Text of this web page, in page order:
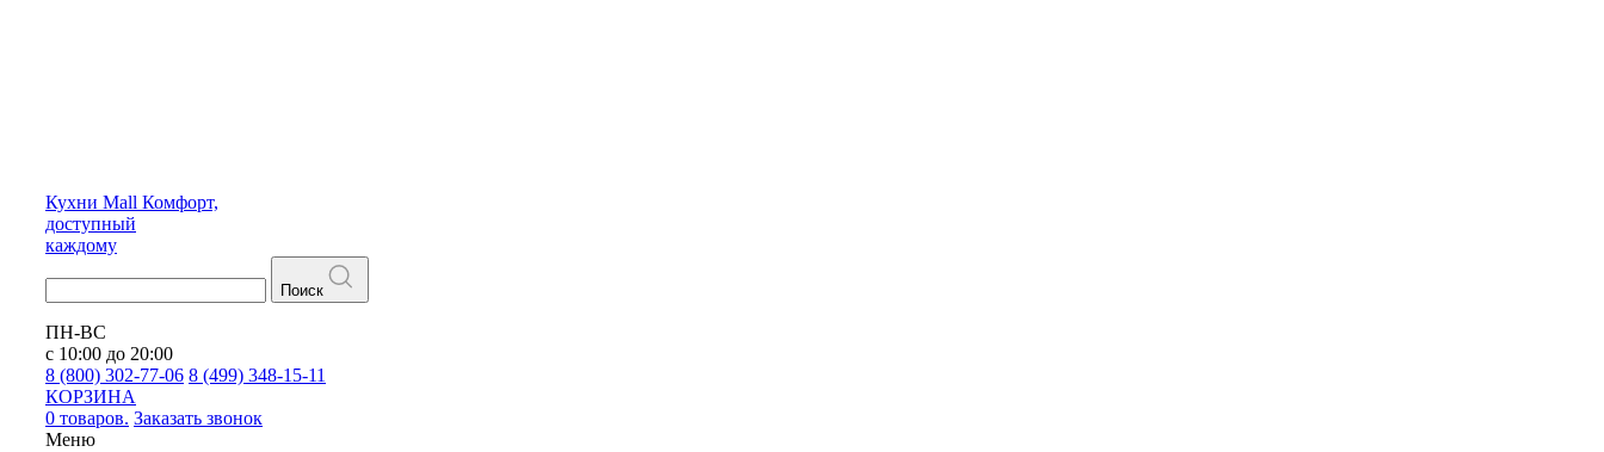
Кухни Mall Комфорт,
доступный
каждому
Поиск
ПН-ВС
с 10:00 до 20:00
8 (800) 302-77-06 8 (499) 348-15-11
КОРЗИНА
0 товаров. Заказать звонок
Меню